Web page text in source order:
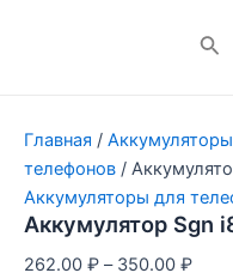
Главная / Аккумуляторы
телефонов /
Аккумуляторы для
Аккумулятор Sgn
262.00 ₽ – 350.00 ₽